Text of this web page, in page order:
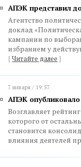
АПЭК представил
Агентство
доклад
кампании по
избранием у
{ Читайте далее }
7 января / 19:57
АПЭК
Возглавляет
которого от
становится
влияния деятелей